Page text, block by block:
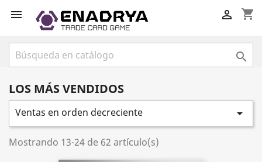
 shopping_cart


LOS MÁS VENDIDOS
Ventas en orden decreciente 
Mostrando 13-24 de 62 artículo(s)